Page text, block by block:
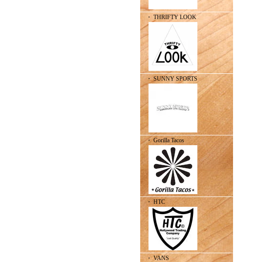
・ THRIFTY LOOK
・ SUNNY SPORTS
・ Gorilla Tacos
・ HTC
・ VANS